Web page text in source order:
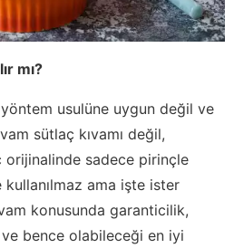
mı?
usulüne uygun değil ve
sütlaç kıvamı değil,
orijinalinde sadece pirinçle
kullanılmaz ama işte ister
konusunda garanticilik,
bence olabileceği en iyi